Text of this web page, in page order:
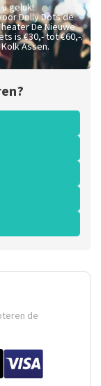
geluk!
Dolly Dots de
De Nieuwe
is€30,- tot €60,-.
Assen.
de